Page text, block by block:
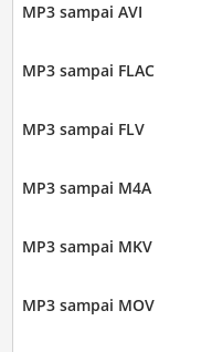
MP3 sampai AVI
MP3 sampai FLAC
MP3 sampai FLV
MP3 sampai M4A
MP3 sampai MKV
MP3 sampai MOV